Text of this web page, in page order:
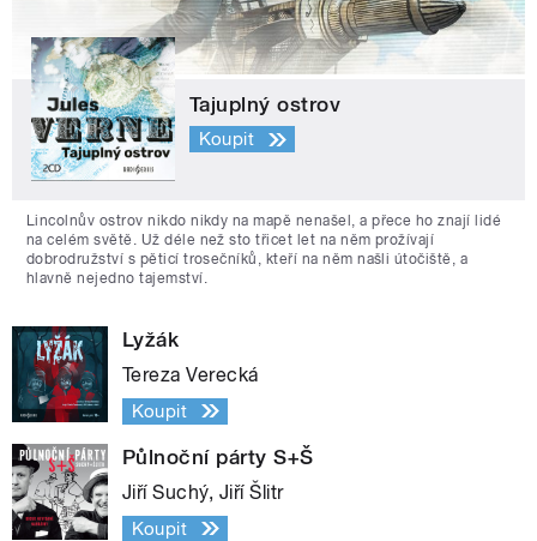
Tajuplný ostrov
Koupit
Lincolnův ostrov nikdo nikdy na mapě nenašel, a přece ho znají lidé
na celém světě. Už déle než sto třicet let na něm prožívají
dobrodružství s pěticí trosečníků, kteří na něm našli útočiště, a
hlavně nejedno tajemství.
Lyžák
Tereza Verecká
Koupit
Půlnoční párty S+Š
Jiří Suchý, Jiří Šlitr
Koupit